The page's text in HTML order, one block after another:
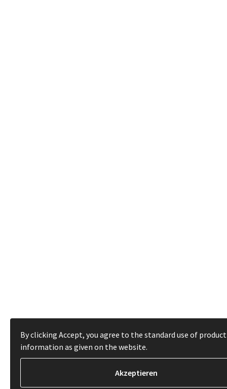
By clicking Accept, you agree to the standard use of product
information as given on the website.